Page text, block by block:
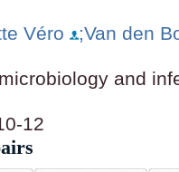
Véro
;Van den
and
12